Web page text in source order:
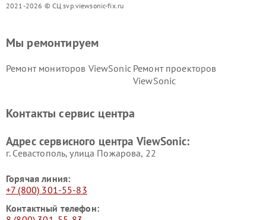
2021-2026 © СЦ svp.viewsonic-fix.ru
Мы ремонтируем
Ремонт мониторов ViewSonic Ремонт проекторов
ViewSonic
Контакты сервис центра
Адрес сервисного центра ViewSonic:
г. Севастополь, улица Пожарова, 22
Горячая линия:
+7 (800) 301-55-83
Контактный телефон: